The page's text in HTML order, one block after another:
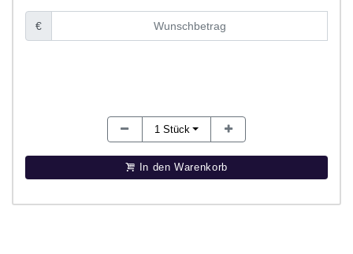
€
1 Stück
In den Warenkorb